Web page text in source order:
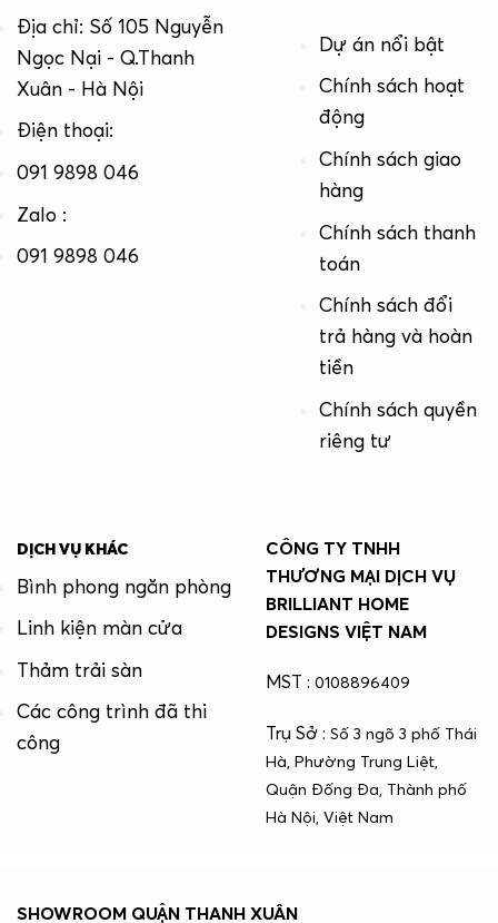
Địa chỉ: Số 105 Nguyễn
Ngọc Nại - Q.Thanh
Xuân - Hà Nội
Điện thoại:
091 9898 046
Zalo :
091 9898 046
Dự án nổi bật
Chính sách hoạt
động
Chính sách giao
hàng
Chính sách thanh
toán
Chính sách đổi
trả hàng và hoàn
tiền
Chính sách quyền
riêng tư
DỊCH VỤ KHÁC
Bình phong ngăn phòng
Linh kiện màn cửa
Thảm trải sàn
Các công trình đã thi
công
CÔNG TY TNHH
THƯƠNG MẠI DỊCH VỤ
BRILLIANT HOME
DESIGNS VIỆT NAM
MST : 0108896409
Trụ Sở : Số 3 ngõ 3 phố Thái
Hà, Phường Trung Liệt,
Quận Đống Đa, Thành phố
Hà Nội, Việt Nam
SHOWROOM QUẬN THANH XUÂN